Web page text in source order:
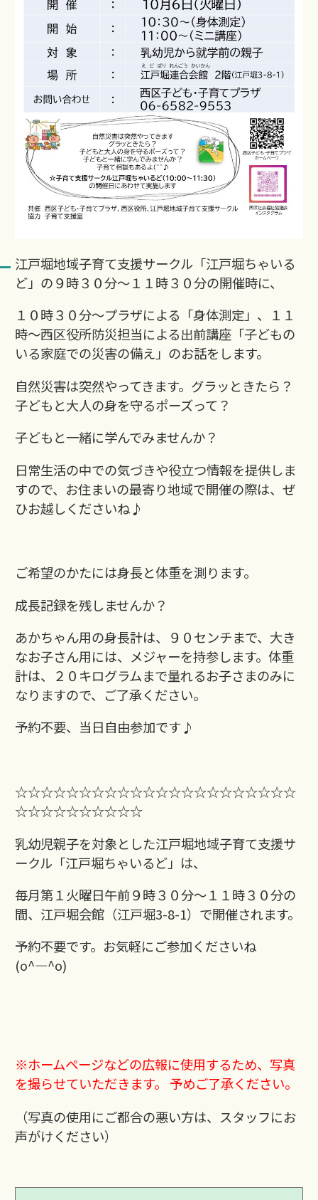
江戸堀地域子育て支援サークル「江戸堀ちゃいる
ど」の９時３０分～１１時３０分の開催時に、
１０時３０分～プラザによる「身体測定」、１１
時～西区役所防災担当による出前講座「子どもの
いる家庭での災害の備え」のお話をします。
自然災害は突然やってきます。グラッときたら？
子どもと大人の身を守るポーズって？
子どもと一緒に学んでみませんか？
日常生活の中での気づきや役立つ情報を提供しま
すので、お住まいの最寄り地域で開催の際は、ぜ
ひお越しくださいね♪
ご希望のかたには身長と体重を測ります。
成長記録を残しませんか？
あかちゃん用の身長計は、９０センチまで、大き
なお子さん用には、メジャーを持参します。体重
計は、２０キログラムまで量れるお子さまのみに
なりますので、ご了承ください。
予約不要、当日自由参加です♪
☆☆☆☆☆☆☆☆☆☆☆☆☆☆☆☆☆☆☆☆☆☆
☆☆☆☆☆☆☆☆☆☆
乳幼児親子を対象とした江戸堀地域子育て支援サ
ークル「江戸堀ちゃいるど」は、
毎月第１火曜日午前９時３０分～１１時３０分の
間、江戸堀会館（江戸堀3-8-1）で開催されます。
予約不要です。お気軽にご参加くださいね
(o^―^o)
※ホームページなどの広報に使用するため、写真
を撮らせていただきます。 予めご了承ください。
（写真の使用にご都合の悪い方は、スタッフにお
声がけください）